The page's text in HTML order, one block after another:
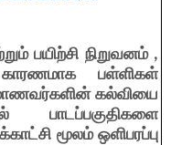
பயிற்சி நிறுவனம் ,
பள்ளிகள்
மாணவர்களின் கல்வியை
பாடப்பகுதிகளை
மூலம் ஒளிபரப்பு